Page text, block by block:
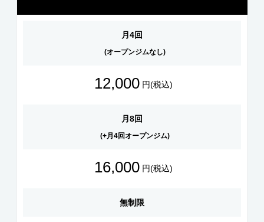
月4回
(オープンジムなし)
12,000 円(税込)
月8回
(+月4回オープンジム)
16,000 円(税込)
無制限